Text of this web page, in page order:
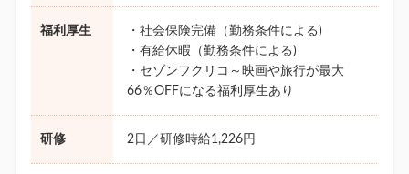
福利厚生
・社会保険完備（勤務条件による)
・有給休暇（勤務条件による)
・セゾンフクリコ～映画や旅行が最大
66％OFFになる福利厚生あり
研修 2日／研修時給1,226円